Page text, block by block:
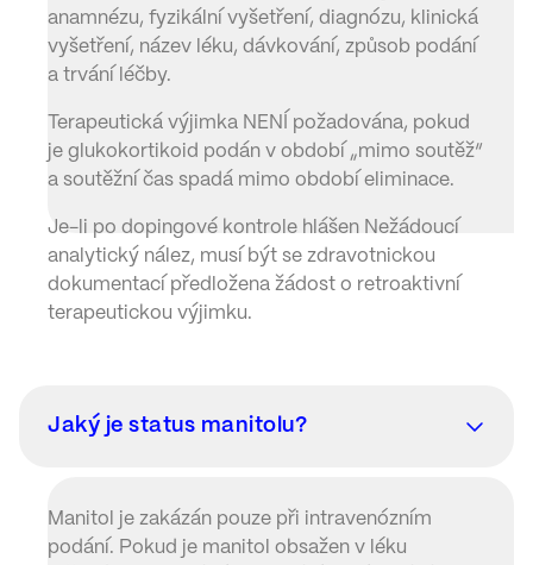
anamnézu, fyzikální vyšetření, diagnózu, klinická
vyšetření, název léku, dávkování, způsob podání
a trvání léčby.
Terapeutická výjimka NENÍ požadována, pokud
je glukokortikoid podán v období „mimo soutěž“
a soutěžní čas spadá mimo období eliminace.
Je-li po dopingové kontrole hlášen Nežádoucí
analytický nález, musí být se zdravotnickou
dokumentací předložena žádost o retroaktivní
terapeutickou výjimku.
Jaký je status manitolu?
Manitol je zakázán pouze při intravenózním
podání. Pokud je manitol obsažen v léku